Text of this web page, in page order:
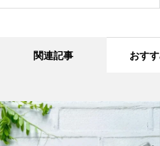
関連記事 おす